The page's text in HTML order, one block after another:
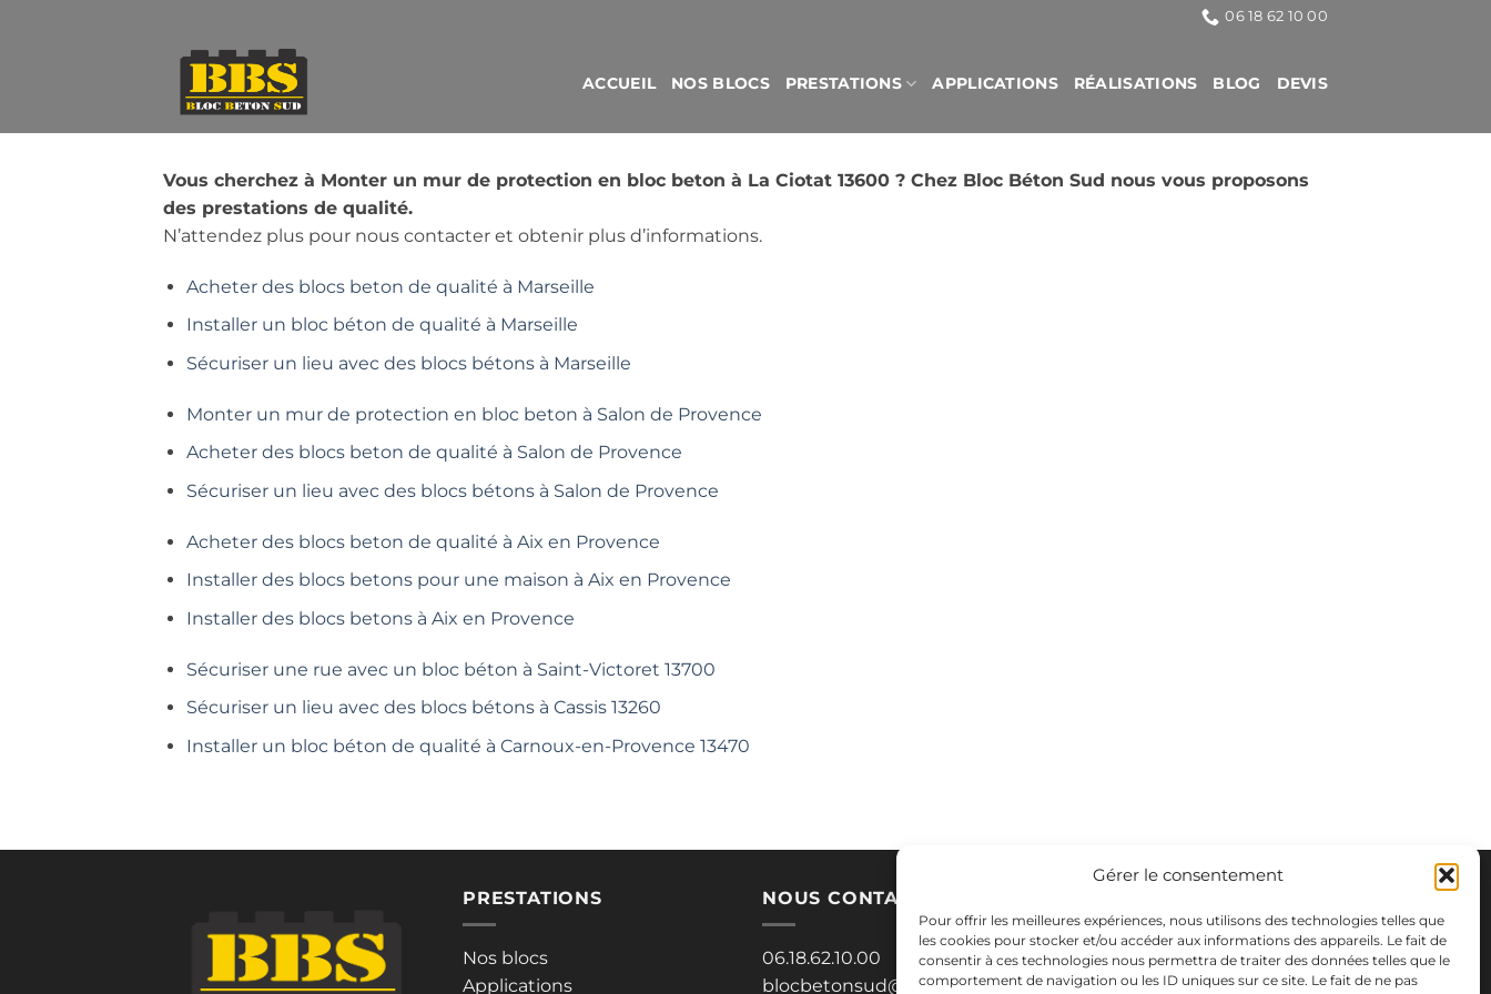
Gérer le consentement
Pour offrir les meilleures expériences, nous utilisons des technologies telles que
les cookies pour stocker et/ou accéder aux informations des appareils. Le fait de
consentir à ces technologies nous permettra de traiter des données telles que le
comportement de navigation ou les ID uniques sur ce site. Le fait de ne pas
06 18 62 10 00
ACCUEIL NOS BLOCS PRESTATIONS APPLICATIONS RÉALISATIONS BLOG DEVIS
Vous cherchez à Monter un mur de protection en bloc beton à La Ciotat 13600 ? Chez Bloc Béton Sud nous vous proposons
des prestations de qualité.
N’attendez plus pour nous contacter et obtenir plus d’informations.
Acheter des blocs beton de qualité à Marseille
Installer un bloc béton de qualité à Marseille
Sécuriser un lieu avec des blocs bétons à Marseille
Monter un mur de protection en bloc beton à Salon de Provence
Acheter des blocs beton de qualité à Salon de Provence
Sécuriser un lieu avec des blocs bétons à Salon de Provence
Acheter des blocs beton de qualité à Aix en Provence
Installer des blocs betons pour une maison à Aix en Provence
Installer des blocs betons à Aix en Provence
Sécuriser une rue avec un bloc béton à Saint-Victoret 13700
Sécuriser un lieu avec des blocs bétons à Cassis 13260
Installer un bloc béton de qualité à Carnoux-en-Provence 13470
PRESTATIONS
Nos blocs
Applications
NOUS CONTACTER
06.18.62.10.00
blocbetonsud@gmail.com